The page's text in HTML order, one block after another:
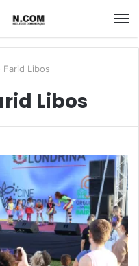
Farid Libos
Libos